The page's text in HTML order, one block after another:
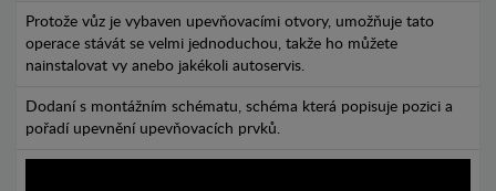
Protože vůz je vybaven upevňovacími otvory, umožňuje tato
operace stávát se velmi jednoduchou, takže ho můžete
nainstalovat vy anebo jakékoli autoservis.
Dodaní s montážním schématu, schéma která popisuje pozici a
pořadí upevnění upevňovacích prvků.